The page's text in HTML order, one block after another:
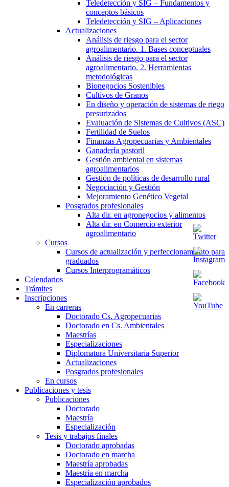
Teledetección y SIG – Fundamentos y
conceptos básicos
Teledetección y SIG – Aplicaciones
Actualizaciones
Análisis de riesgo para el sector
agroalimentario. 1. Bases conceptuales
Análisis de riesgo para el sector
agroalimentario. 2. Herramientas
metodológicas
Bionegocios Sostenibles
Cultivos de Granos
En diseño y operación de sistemas de riego
presurizados
Evaluación de Sistemas de Cultivos (ASC)
Fertilidad de Suelos
Finanzas Agropecuarias y Ambientales
Ganadería pastoril
Gestión ambiental en sistemas
agroalimentarios
Gestión de políticas de desarrollo rural
Negociación y Gestión
Mejoramiento Genético Vegetal
Posgrados profesionales
Alta dir. en agronegocios y alimentos
Alta dir. en Comercio exterior
agroalimentario
Cursos
Cursos de actualización y perfeccionamiento para
graduados
Cursos Interprogramáticos
Calendarios
Trámites
Inscripciones
En carreras
Doctorado Cs. Agropecuarias
Doctorado en Cs. Ambientales
Maestrías
Especializaciones
Diplomatura Universitaria Superior
Actualizaciones
Posgrados profesionales
En cursos
Publicaciones y tesis
Publicaciones
Doctorado
Maestría
Especialización
Tesis y trabajos finales
Doctorado aprobadas
Doctorado en marcha
Maestría aprobadas
Maestría en marcha
Especialización aprobados